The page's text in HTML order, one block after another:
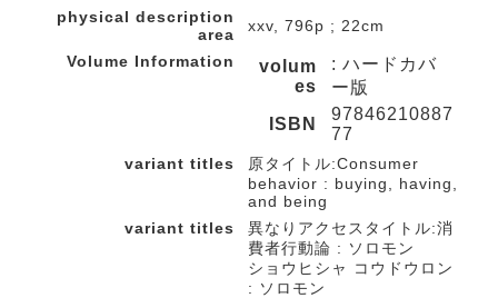
physical description
area
xxv, 796p ; 22cm
Volume Information
volum
es
: ハードカバ
ー版
ISBN
97846210887
77
variant titles
原タイトル:Consumer
behavior : buying, having,
and being
variant titles
異なりアクセスタイトル:消
費者行動論 : ソロモン
ショウヒシャ コウドウロン
: ソロモン